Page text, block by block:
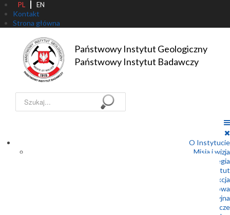
PL EN
Kontakt
Strona główna
Państwowy Instytut Geologiczny
Państwowy Instytut Badawczy
Szukaj...
O Instytucie
Misja i wizja
Strategia
Statut
Dyrekcja
Rada Naukowa
Struktura organizacyjna
Państwowa Służba Geologiczna – Prawo geologiczne i górnicze